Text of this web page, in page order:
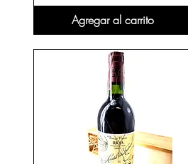
Agregar al carrito